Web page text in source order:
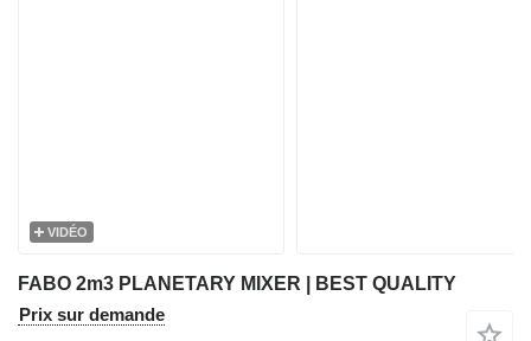
VIDÉO
FABO 2m3 PLANETARY MIXER | BEST QUALITY
Prix sur demande